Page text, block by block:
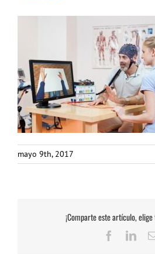
mayo 9th, 2017
¡Comparte este artículo,
Facebook